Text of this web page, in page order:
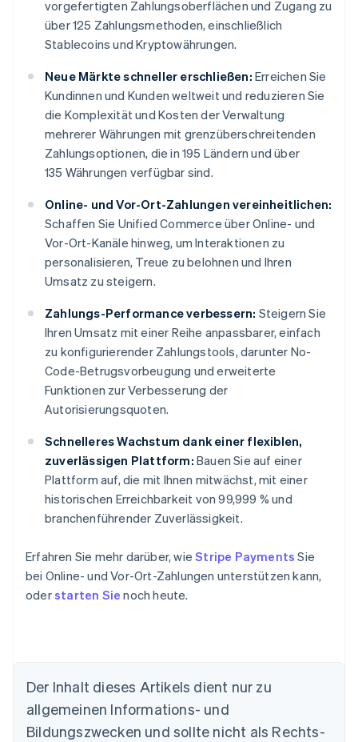
vorgefertigten Zahlungsoberflächen und Zugang zu
über 125 Zahlungsmethoden, einschließlich
Stablecoins und Kryptowährungen.
Neue Märkte schneller erschließen: Erreichen Sie
Kundinnen und Kunden weltweit und reduzieren Sie
die Komplexität und Kosten der Verwaltung
mehrerer Währungen mit grenzüberschreitenden
Zahlungsoptionen, die in 195 Ländern und über
135 Währungen verfügbar sind.
Online- und Vor-Ort-Zahlungen vereinheitlichen:
Schaffen Sie Unified Commerce über Online- und
Vor-Ort-Kanäle hinweg, um Interaktionen zu
personalisieren, Treue zu belohnen und Ihren
Umsatz zu steigern.
Zahlungs-Performance verbessern: Steigern Sie
Ihren Umsatz mit einer Reihe anpassbarer, einfach
zu konfigurierender Zahlungstools, darunter No-
Code-Betrugsvorbeugung und erweiterte
Funktionen zur Verbesserung der
Autorisierungsquoten.
Schnelleres Wachstum dank einer flexiblen,
zuverlässigen Plattform: Bauen Sie auf einer
Plattform auf, die mit Ihnen mitwächst, mit einer
historischen Erreichbarkeit von 99,999 % und
branchenführender Zuverlässigkeit.
Erfahren Sie mehr darüber, wieStripe Payments Sie
bei Online- und Vor-Ort-Zahlungen unterstützen kann,
oderstarten Sie noch heute.
Der Inhalt dieses Artikels dient nur zu
allgemeinen Informations- und
Bildungszwecken und sollte nicht als Rechts-
Australien
English
Belgien